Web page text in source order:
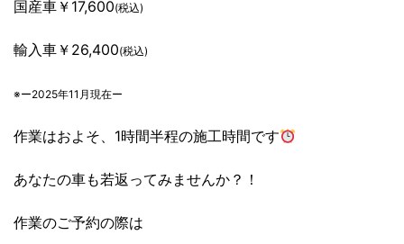
国産車￥17,600(税込)
輸入車￥26,400(税込)
※ー2025年11月現在ー
作業はおよそ、1時間半程の施工時間です
あなたの車も若返ってみませんか？！
作業のご予約の際は